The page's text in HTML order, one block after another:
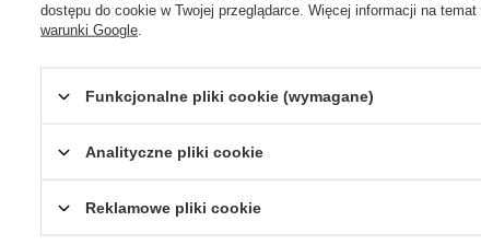
dostępu do cookie w Twojej przeglądarce. Więcej informacji na
warunki Google
Funkcjonalne pliki cookie (wymagane)
Analityczne pliki cookie
Reklamowe pliki cookie